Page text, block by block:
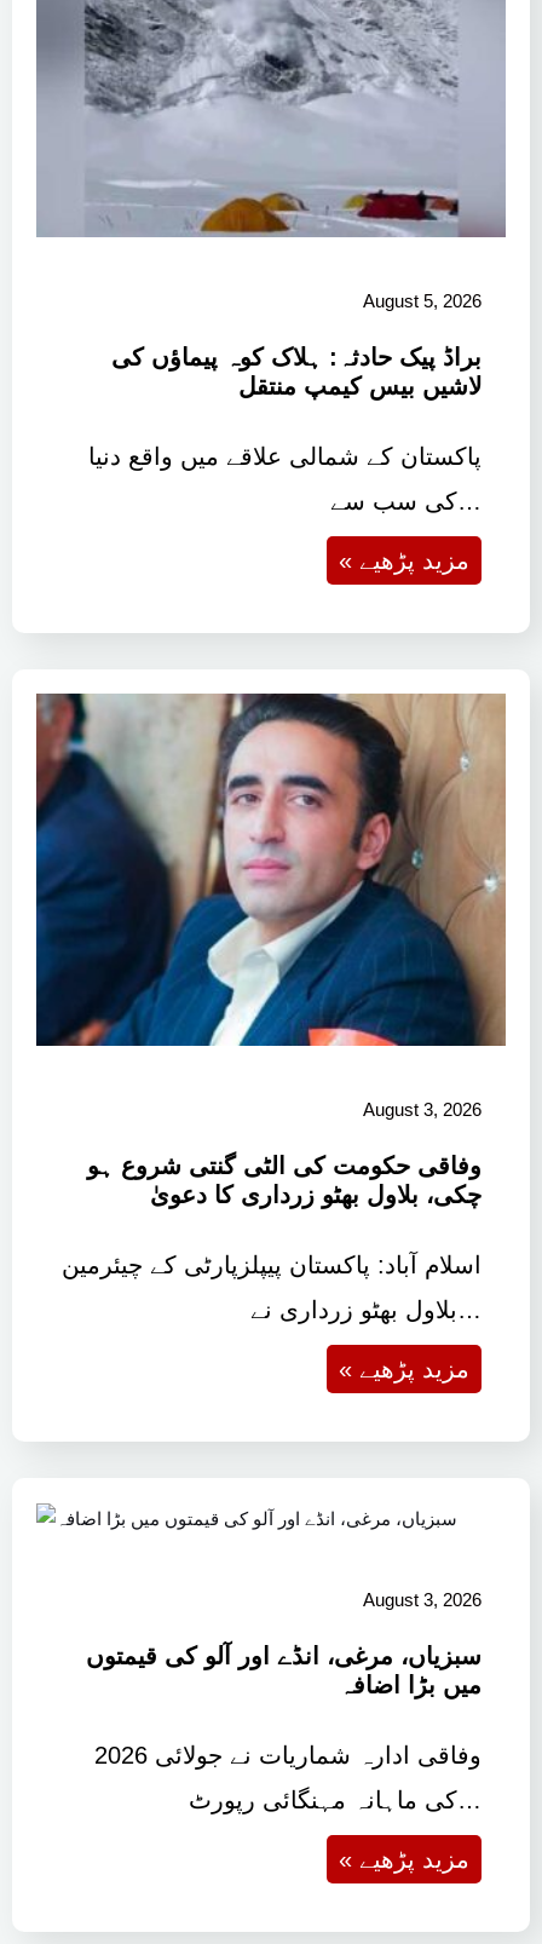
August 5, 2026
براڈ پیک حادثہ: ہلاک کوہ پیماؤں کی
لاشیں بیس کیمپ منتقل
پاکستان کے شمالی علاقے میں واقع دنیا
کی سب سے…
« مزید پڑھیے
August 3, 2026
وفاقی حکومت کی الٹی گنتی شروع ہو
چکی، بلاول بھٹو زرداری کا دعویٰ
اسلام آباد: پاکستان پیپلزپارٹی کے چیئرمین
بلاول بھٹو زرداری نے…
« مزید پڑھیے
August 3, 2026
سبزیاں، مرغی، انڈے اور آلو کی قیمتوں
میں بڑا اضافہ
وفاقی ادارہ شماریات نے جولائی 2026
کی ماہانہ مہنگائی رپورٹ…
« مزید پڑھیے